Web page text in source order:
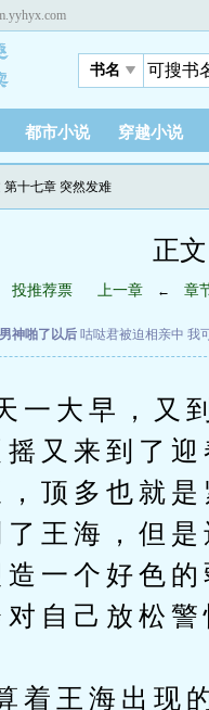
书名
都市小说 穿越小说
第十七章 突然发难
正
投推荐票 上一章 ← 章
神啪了以后 咕哒君被迫相亲中 我
大早，又
摇又来到了
顶多也就
王海，但
一个好色
自己放松警
王海出现